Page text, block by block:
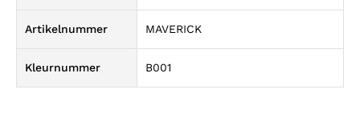
Artikelnummer MAVERICK
Kleurnummer B001